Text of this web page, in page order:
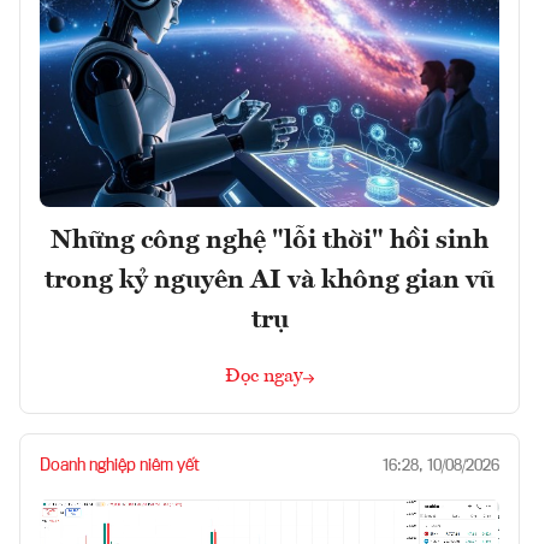
Những công nghệ "lỗi thời" hồi sinh
trong kỷ nguyên AI và không gian vũ
trụ
Đọc ngay
Doanh nghiệp niêm yết 16:28, 10/08/2026